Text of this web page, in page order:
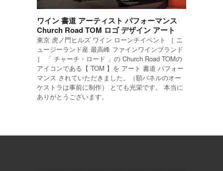
ワイン 書道 アーティスト パフォーマンス
Church Road TOM ロゴ デザイン アート
東京 虎ノ門ヒルズ ワイン ローンチイベント ［ ニ
ュージーランド産 最高峰 ファインワインブランド
］ 「 チャーチ・ロード 」の Church Road TOMの
アイコンである【 TOM 】を アート 書道 パフォー
マンス されていただきました。（額パネルのオー
ケストラは事前に制作） とても光栄です。 本当に
ありがとうございます。